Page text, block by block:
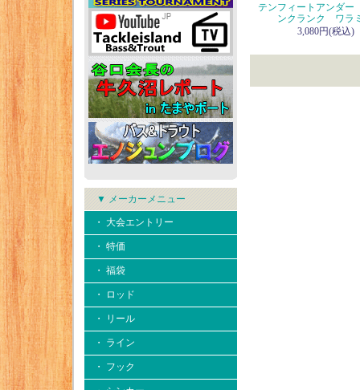
▼ メーカーメニュー
・ 大会エントリー
・ 特価
・ 福袋
・ ロッド
・ リール
・ ライン
・ フック
テンフィートアンダ
ンクランク ワラ
3,080円(税込)